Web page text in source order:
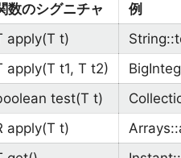
数のシグニチャ
例
apply(T t)
apply(T t1, T t2)
test(T t)
apply(T t)